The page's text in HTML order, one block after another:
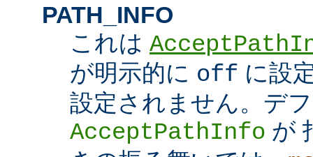
PATH_INFO
これは
が明示的に off に設
設定されません。デ
AcceptPathInfo が